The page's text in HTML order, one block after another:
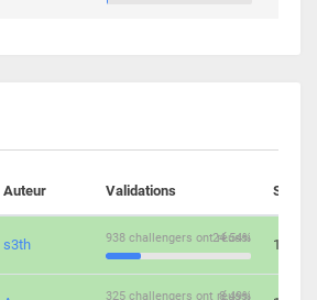
Auteur Validations
s3th 24.54%
938 challengers ont réussi 14
8.49%
325 challengers ont réussi